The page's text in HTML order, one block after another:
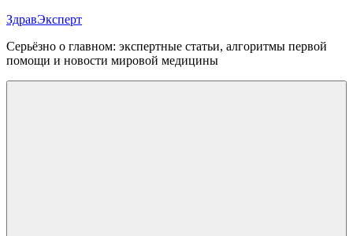
Перейти
содержимому
ЗдравЭксперт
Серьёзно о главном: экспертные статьи, алгоритмы первой
помощи и новости мировой медицины